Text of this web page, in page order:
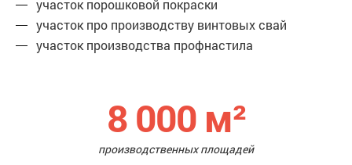
участок порошковой покраски
участок про производству винтовых свай
участок производства профнастила
8 000 м²
производственных площадей